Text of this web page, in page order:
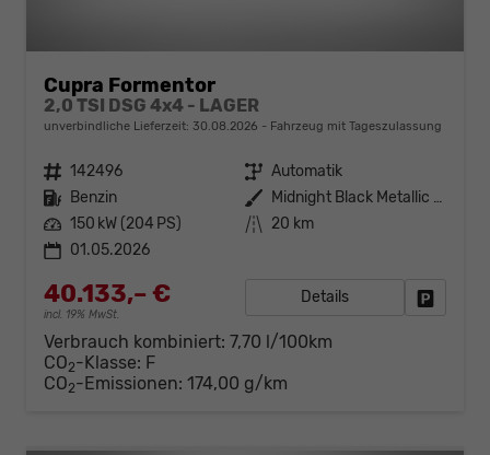
Cupra Formentor
2,0 TSI DSG 4x4 - LAGER
unverbindliche Lieferzeit: 30.08.2026 Fahrzeug mit Tageszulassung
Fahrzeugnr. 142496 Getriebe Automatik
Kraftstoff Benzin Außenfarbe
Midnight Black Metallic (0E)
Leistung 150 kW (204 PS) Kilometerstand 20 km
01.05.2026
40.133,– €
incl. 19% MwSt.
Details
Verbrauch kombiniert: 7,70 l/100km
CO2-Klasse: F
CO2-Emissionen: 174,00 g/km